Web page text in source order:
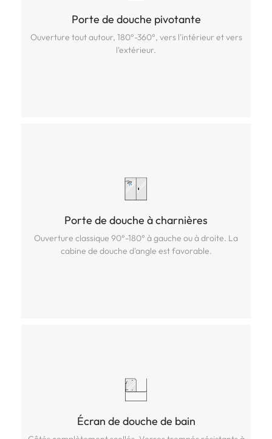
Porte de douche pivotante
Ouverture tout autour, 180°-360°, vers l'intérieur et vers
l'extérieur.
Porte de douche pivotante
Ouverture tout autour, 180°-360°, vers l'intérieur et vers
l'extérieur.
Porte de douche à charnières
Ouverture classique 90°-180° à gauche ou à droite. La
cabine de douche d'angle est favorable.
Porte de douche à charnières
Ouverture classique 90°-180° à gauche ou à droite. La
cabine de douche d'angle est favorable.
Écran de douche de bain
Écran de douche de bain